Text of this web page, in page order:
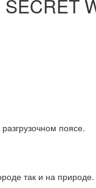
поясе.
так и на природе.